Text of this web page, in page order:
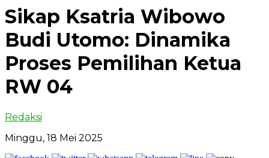
Sikap Ksatria Wibowo
Budi Utomo: Dinamika
Proses Pemilihan Ketua
RW 04
Redaksi
Minggu, 18 Mei 2025